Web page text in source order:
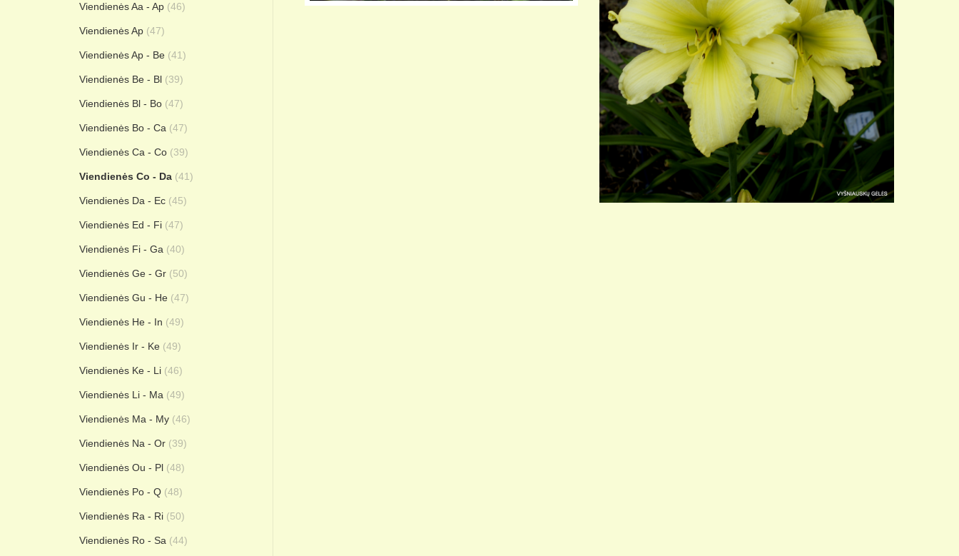
Viendienės Aa - Ap (46)
Viendienės Ap (47)
Viendienės Ap - Be (41)
Viendienės Be - Bl (39)
Viendienės Bl - Bo (47)
Viendienės Bo - Ca (47)
Viendienės Ca - Co (39)
Viendienės Co - Da (41)
Viendienės Da - Ec (45)
Viendienės Ed - Fi (47)
Viendienės Fi - Ga (40)
Viendienės Ge - Gr (50)
Viendienės Gu - He (47)
Viendienės He - In (49)
Viendienės Ir - Ke (49)
Viendienės Ke - Li (46)
Viendienės Li - Ma (49)
Viendienės Ma - My (46)
Viendienės Na - Or (39)
Viendienės Ou - Pl (48)
Viendienės Po - Q (48)
Viendienės Ra - Ri (50)
Viendienės Ro - Sa (44)